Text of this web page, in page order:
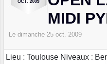
OCT. 2009
MIDI
Le dimanche 25 oct. 2009
Lieu : Toulouse Niveaux :